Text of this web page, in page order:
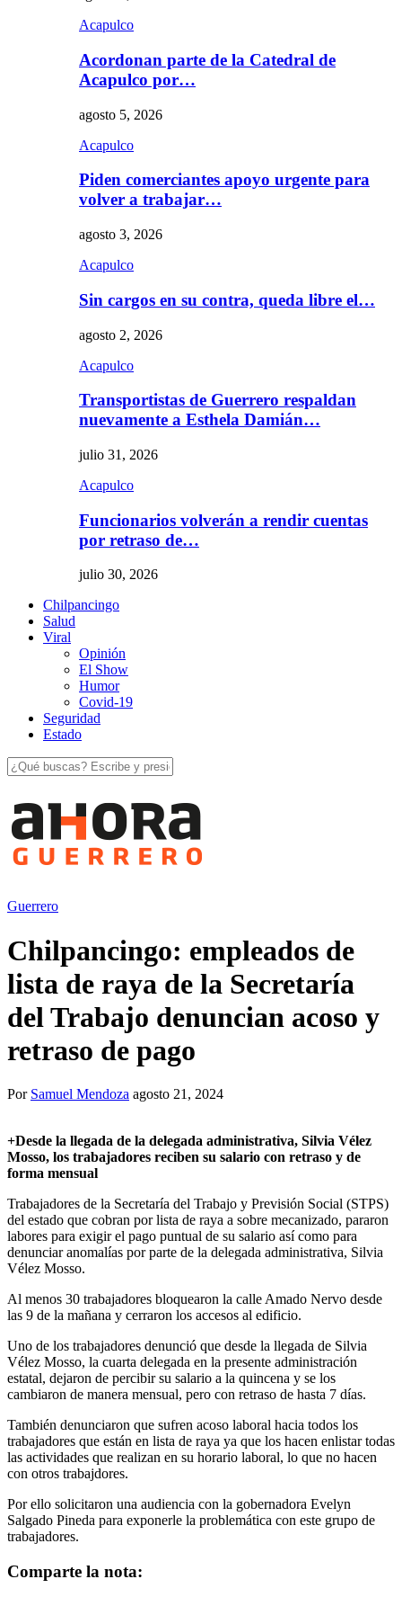
Acapulco
Acordonan parte de la Catedral de
Acapulco por…
agosto 5, 2026
Acapulco
Piden comerciantes apoyo urgente para
volver a trabajar…
agosto 3, 2026
Acapulco
Sin cargos en su contra, queda libre el…
agosto 2, 2026
Acapulco
Transportistas de Guerrero respaldan
nuevamente a Esthela Damián…
julio 31, 2026
Acapulco
Funcionarios volverán a rendir cuentas
por retraso de…
julio 30, 2026
Chilpancingo
Salud
Viral
Opinión
El Show
Humor
Covid-19
Seguridad
Estado
Guerrero
Chilpancingo: empleados de
lista de raya de la Secretaría
del Trabajo denuncian acoso y
retraso de pago
Por Samuel Mendoza agosto 21, 2024
+Desde la llegada de la delegada administrativa, Silvia Vélez
Mosso, los trabajadores reciben su salario con retraso y de
forma mensual
Trabajadores de la Secretaría del Trabajo y Previsión Social (STPS)
del estado que cobran por lista de raya a sobre mecanizado, pararon
labores para exigir el pago puntual de su salario así como para
denunciar anomalías por parte de la delegada administrativa, Silvia
Vélez Mosso.
Al menos 30 trabajadores bloquearon la calle Amado Nervo desde
las 9 de la mañana y cerraron los accesos al edificio.
Uno de los trabajadores denunció que desde la llegada de Silvia
Vélez Mosso, la cuarta delegada en la presente administración
estatal, dejaron de percibir su salario a la quincena y se los
cambiaron de manera mensual, pero con retraso de hasta 7 días.
También denunciaron que sufren acoso laboral hacia todos los
trabajadores que están en lista de raya ya que los hacen enlistar todas
las actividades que realizan en su horario laboral, lo que no hacen
con otros trabajdores.
Por ello solicitaron una audiencia con la gobernadora Evelyn
Salgado Pineda para exponerle la problemática con este grupo de
trabajadores.
Comparte la nota: